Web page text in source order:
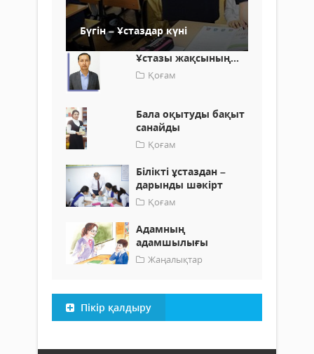
Бүгін – Ұстаздар күні
Ұстазы жақсының...
Қоғам
Бала оқытуды бақыт
санайды
Қоғам
Білікті ұстаздан –
дарынды шәкірт
Қоғам
Адамның
адамшылығы
Жаңалықтар
Пікір қалдыру